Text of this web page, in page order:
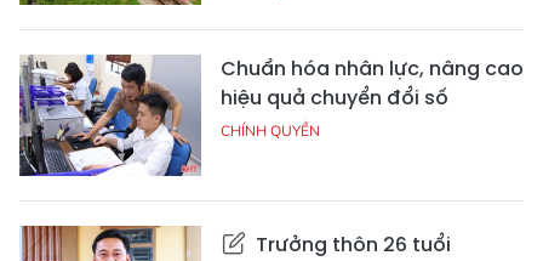
Chuẩn hóa nhân lực, nâng cao
hiệu quả chuyển đổi số
CHÍNH QUYỀN
Trưởng thôn 26 tuổi